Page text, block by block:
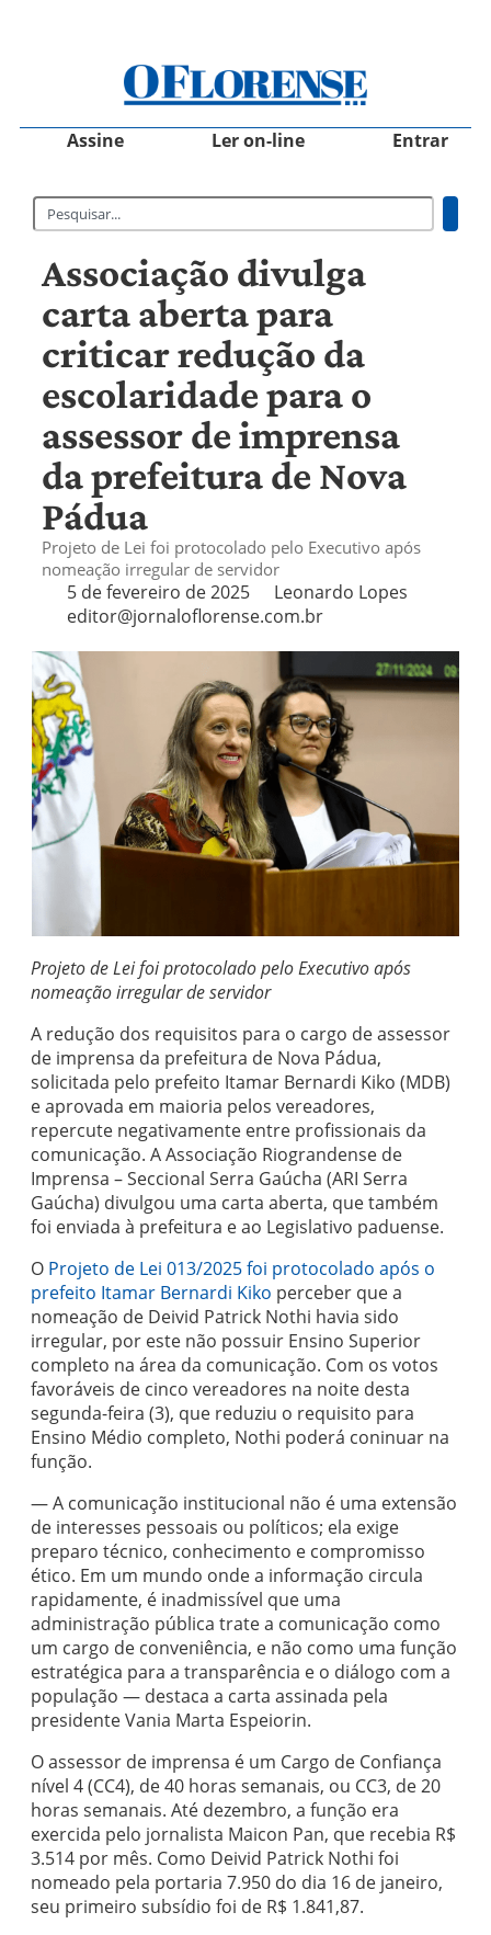
Assine Ler on-line Entrar
Associação divulga
carta aberta para
criticar redução da
escolaridade para o
assessor de imprensa
da prefeitura de Nova
Pádua
Projeto de Lei foi protocolado pelo Executivo após
nomeação irregular de servidor
5 de fevereiro de 2025
Leonardo Lopes
editor@jornaloflorense.com.br
Projeto de Lei foi protocolado pelo Executivo após
nomeação irregular de servidor
A redução dos requisitos para o cargo de assessor
de imprensa da prefeitura de Nova Pádua,
solicitada pelo prefeito Itamar Bernardi Kiko (MDB)
e aprovada em maioria pelos vereadores,
repercute negativamente entre profissionais da
comunicação. A Associação Riograndense de
Imprensa – Seccional Serra Gaúcha (ARI Serra
Gaúcha) divulgou uma carta aberta, que também
foi enviada à prefeitura e ao Legislativo paduense.
O Projeto de Lei 013/2025 foi protocolado após o
prefeito Itamar Bernardi Kiko perceber que a
nomeação de Deivid Patrick Nothi havia sido
irregular, por este não possuir Ensino Superior
completo na área da comunicação. Com os votos
favoráveis de cinco vereadores na noite desta
segunda-feira (3), que reduziu o requisito para
Ensino Médio completo, Nothi poderá coninuar na
função.
— A comunicação institucional não é uma extensão
de interesses pessoais ou políticos; ela exige
preparo técnico, conhecimento e compromisso
ético. Em um mundo onde a informação circula
rapidamente, é inadmissível que uma
administração pública trate a comunicação como
um cargo de conveniência, e não como uma função
estratégica para a transparência e o diálogo com a
população — destaca a carta assinada pela
presidente Vania Marta Espeiorin.
O assessor de imprensa é um Cargo de Confiança
nível 4 (CC4), de 40 horas semanais, ou CC3, de 20
horas semanais. Até dezembro, a função era
exercida pelo jornalista Maicon Pan, que recebia R$
3.514 por mês. Como Deivid Patrick Nothi foi
nomeado pela portaria 7.950 do dia 16 de janeiro,
seu primeiro subsídio foi de R$ 1.841,87.